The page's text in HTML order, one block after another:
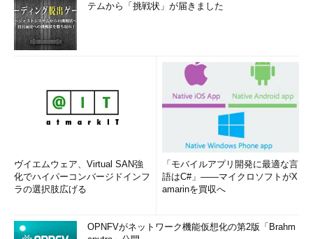
テムから「挑戦状」が届きました
ヴイエムウェア、Virtual SAN強
化でハイパーコンバージドインフ
ラの選択肢広げる
「モバイルアプリ開発に最適な言
語はC#」――マイクロソフトがX
amarinを買収へ
OPNFVがネットワーク機能仮想化の第2版「Brahm